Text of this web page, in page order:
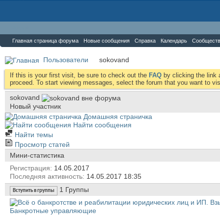
Главная страница форума Новые сообщения Справка Календарь
Пользователи sokovand
If this is your first visit, be sure to check out the FAQ by clicking the link
proceed. To start viewing messages, select the forum that you want to
sokovand
Новый участник
Домашняя страничка
Найти сообщения
Найти темы
Просмотр статей
Мини-статистика
Регистрация
14.05.2017
Последняя активность 14.05.2017 18:35
Вступить в группы 1 Группы
Банкротные управляющие